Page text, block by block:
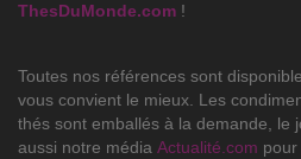
ThesDuMonde.com !
Toutes nos références sont
vous convient le mieux. Les
thés sont emballés à la demande, le
aussi notre média Actualité.com